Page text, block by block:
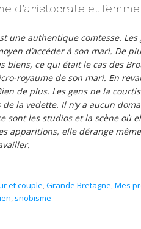
d’aristocrate et
une authentique comtesse.
d’accéder à son mari. De
biens, ce qui était le cas des
royaume de son mari. En
de plus. Les gens ne la
la vedette. Il n’y a aucun
sont les studios et la scène où
apparitions, elle dérange
et couple,Grande Bretagne,Mes
, snobisme